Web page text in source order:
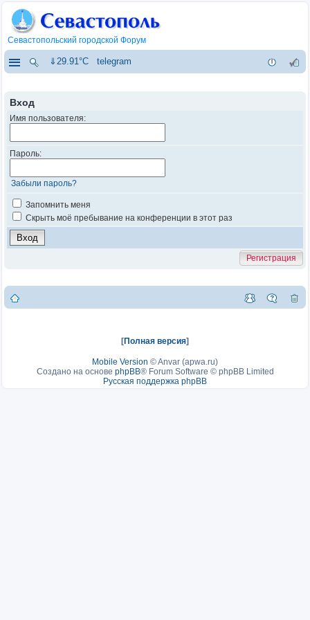
Севастопольский городской Форум
⇓29.91°C telegram
Вход
Имя пользователя:
Пароль:
Забыли пароль?
Запомнить меня
Скрыть моё пребывание на конференции в этот раз
Регистрация
[Полная версия]
Mobile Version ©Anvar (apwa.ru)
Создано на основе phpBB® Forum Software © phpBB Limited
Русская поддержка phpBB